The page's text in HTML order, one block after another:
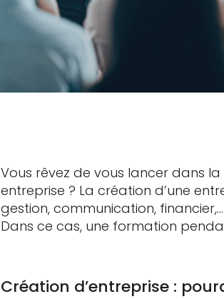
Vous rêvez de vous lancer dans
entreprise ? La création d’une
gestion, communication,
Dans ce cas, une formation
Création d’entreprise :